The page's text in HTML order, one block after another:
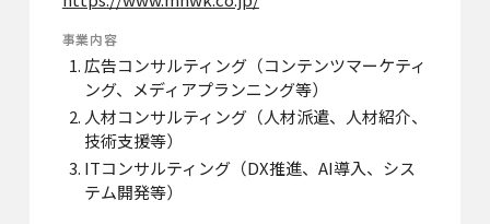
事業内容
広告コンサルティング（コンテンツマーケティ
ング、メディアプランニング等）
人材コンサルティング（人材派遣、人材紹介、
技術支援等）
ITコンサルティング（DX推進、AI導入、シス
テム開発等）